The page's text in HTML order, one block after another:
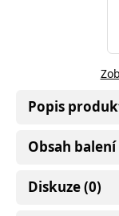
Popis
Obsah balení
Diskuze (0)